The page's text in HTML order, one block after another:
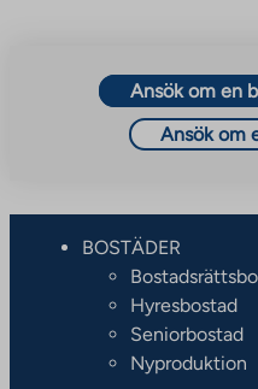
Ansök om en
Ansök om
BOSTÄDER
Hyresbostad
Seniorbostad
Nyproduktion